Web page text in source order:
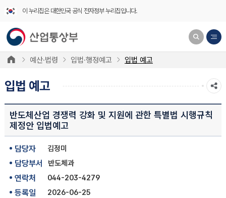
이 누리집은 대한민국 공식 전자정부 누리집입니다.
예산·법령 입법·행정예고 입법 예고
입법 예고
반도체산업 경쟁력 강화 및 지원에 관한 특별법 시행규칙
제정안 입법예고
담당자 김정미
담당부서 반도체과
연락처 044-203-4279
등록일 2026-06-25